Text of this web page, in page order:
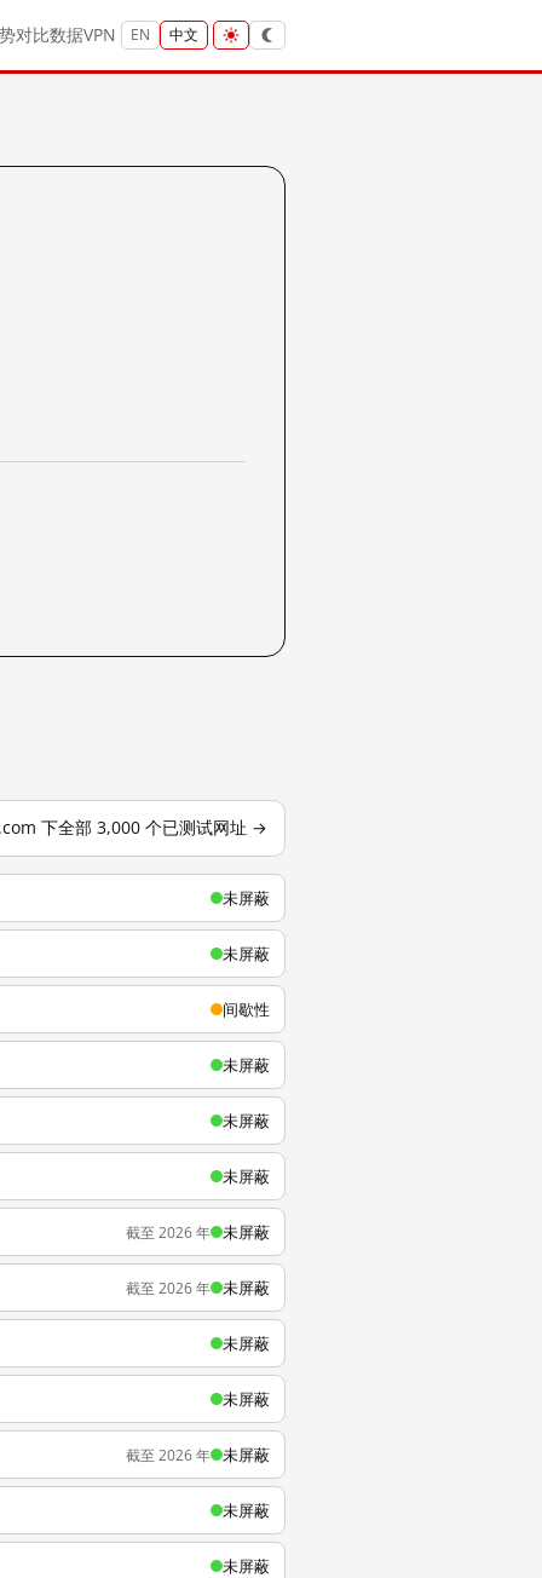
对比数据VPN EN 中文
下全部 3,000 个已测试网址 →
未屏蔽
未屏蔽
间歇性
未屏蔽
未屏蔽
未屏蔽
截至 2026 年 未屏蔽
截至 2026 年 未屏蔽
未屏蔽
未屏蔽
截至 2026 年 未屏蔽
未屏蔽
未屏蔽